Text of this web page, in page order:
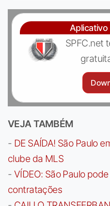
Aplicativo
SPFC.net
VEJA TAMBÉM
- DE SAÍDA! São Paulo
clube da MLS
- VÍDEO: São Paulo
contratações